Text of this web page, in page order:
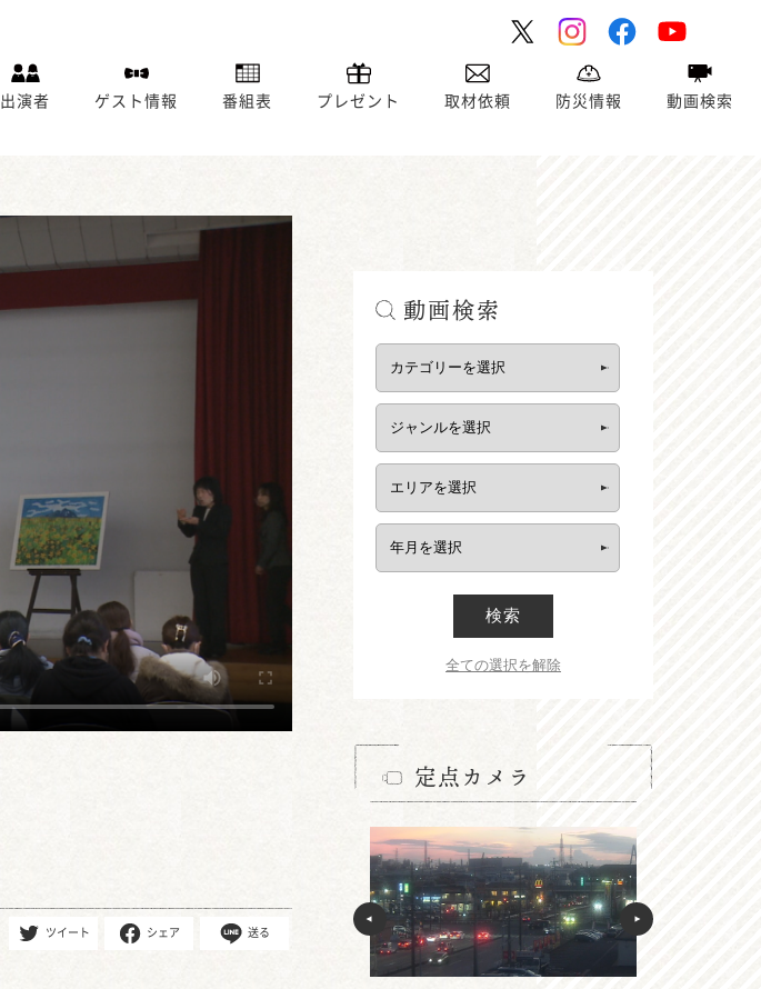
出演者 ゲスト情報 番組表 プレゼント 取材依頼 防災情報 動画検索
ツイート シェア 送る
動画検索
検索
全ての選択を解除
定点カメラ